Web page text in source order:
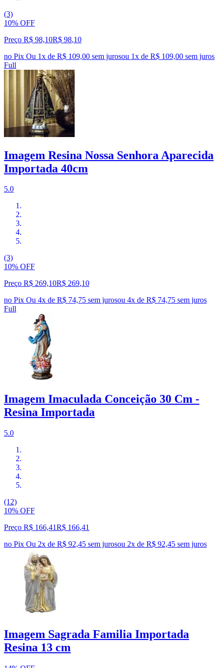
(3)
10% OFF
Preço R$ 98,10R$ 98,10
no Pix Ou 1x de R$ 109,00 sem jurosou 1x de R$ 109,00 sem juros
Full
Imagem Resina Nossa Senhora Aparecida
Importada 40cm
5.0
(3)
10% OFF
Preço R$ 269,10R$ 269,10
no Pix Ou 4x de R$ 74,75 sem jurosou 4x de R$ 74,75 sem juros
Full
Imagem Imaculada Conceição 30 Cm -
Resina Importada
5.0
(12)
10% OFF
Preço R$ 166,41R$ 166,41
no Pix Ou 2x de R$ 92,45 sem jurosou 2x de R$ 92,45 sem juros
Imagem Sagrada Familia Importada
Resina 13 cm